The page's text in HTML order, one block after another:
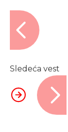
Sledeća vest